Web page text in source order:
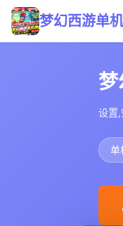
梦幻西游单机
设置,
单